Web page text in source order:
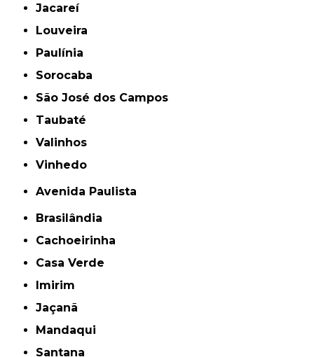
Jacareí
Louveira
Paulínia
Sorocaba
São José dos Campos
Taubaté
Valinhos
Vinhedo
Avenida Paulista
Brasilândia
Cachoeirinha
Casa Verde
Imirim
Jaçanã
Mandaqui
Santana